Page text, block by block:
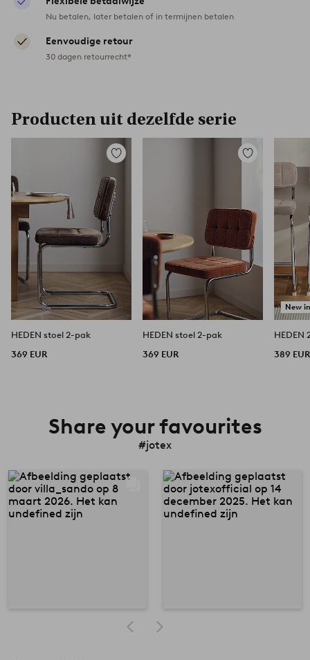
Nu betalen, later betalen of in termijnen betalen
Eenvoudige retour
30 dagen retourrecht*
Producten uit dezelfde serie
Toevoegen
favorieten
HEDEN stoel 2-pak
369 EUR
Toevoegen
favorieten
HEDEN stoel 2-pak
369 EUR
New
HEDEN
389 EUR
Share your favourites
#jotex